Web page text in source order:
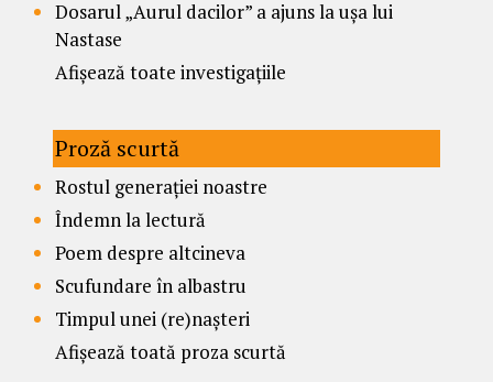
Dosarul „Aurul dacilor” a ajuns la ușa lui
Nastase
Afișează toate investigațiile
Proză scurtă
Rostul generației noastre
Îndemn la lectură
Poem despre altcineva
Scufundare în albastru
Timpul unei (re)nașteri
Afișează toată proza scurtă